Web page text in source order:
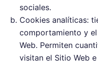
sociales.
Cookies analíticas:
comportamiento y
Web. Permiten
visitan el Sitio Web